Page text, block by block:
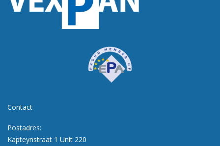
Contact
Postadres:
Kapteynstraat 1 Unit 220